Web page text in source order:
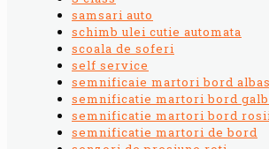
samsari auto
schimb ulei cutie automata
scoala de soferi
self service
semnificaie martori bord
semnificatie martori bord
semnificatie martori bord
semnificatie martori de bord